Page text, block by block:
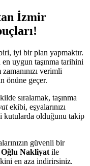
İzmir
iyi bir plan yapmaktır.
uygun taşınma tarihini
verimli
önüne geçer.
sıralamak, taşınma
ekibi, eşyalarınızı
kutularda olduğunu takip
güvenli bir
Nakliyat ile
en aza indirirsiniz.